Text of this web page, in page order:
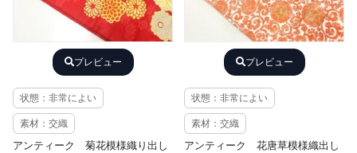
プレビュー
状態：非常によい
素材：交織
アンティーク 菊花模様織り出し
プレビュー
状態：非常によい
素材：交織
アンティーク 花唐草模様織出し